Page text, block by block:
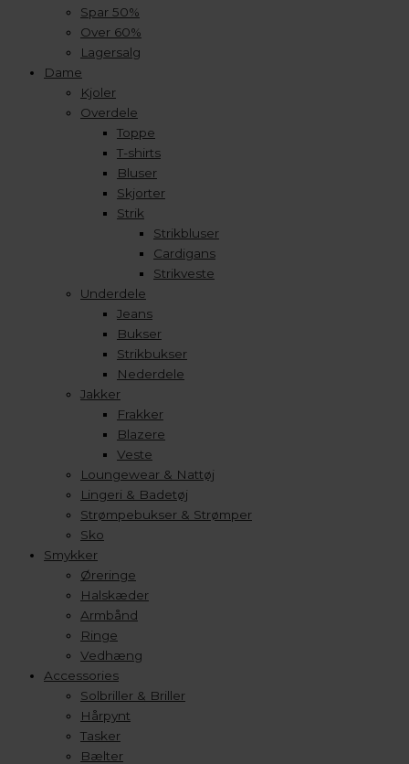
Spar 50%
Over 60%
Lagersalg
Dame
Kjoler
Overdele
Toppe
T-shirts
Bluser
Skjorter
Strik
Strikbluser
Cardigans
Strikveste
Underdele
Jeans
Bukser
Strikbukser
Nederdele
Jakker
Frakker
Blazere
Veste
Loungewear & Nattøj
Lingeri & Badetøj
Strømpebukser & Strømper
Sko
Smykker
Øreringe
Halskæder
Armbånd
Ringe
Vedhæng
Accessories
Solbriller & Briller
Hårpynt
Tasker
Bælter